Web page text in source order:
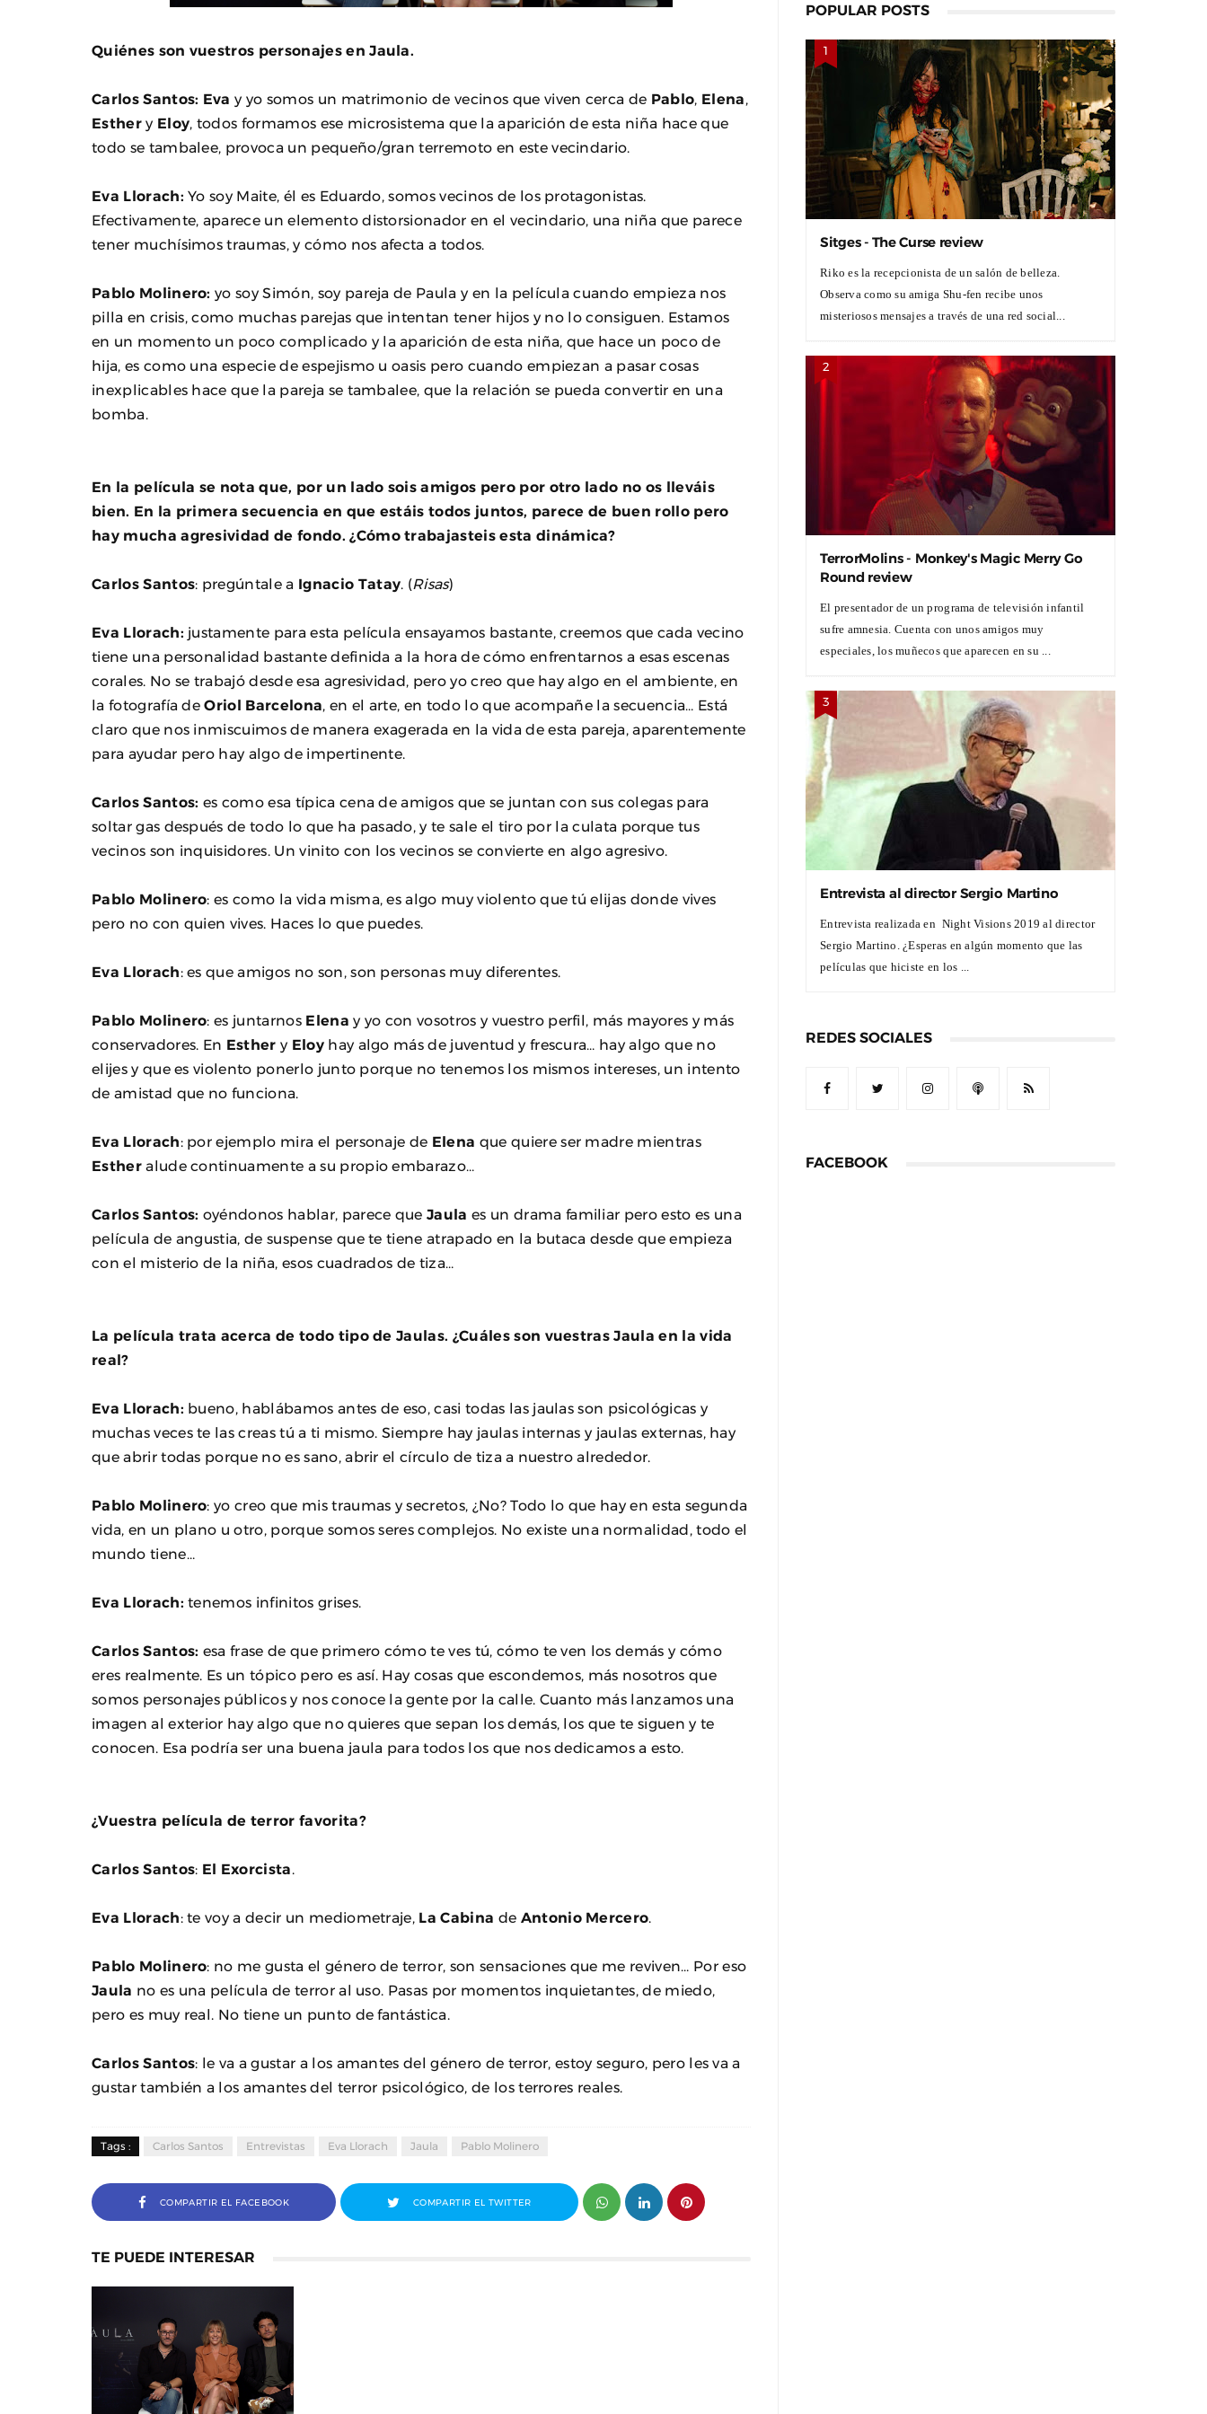
Quiénes son vuestros personajes en Jaula.
Carlos Santos: Evay yo somos un matrimonio de vecinos que viven cerca de Pablo Elena
Esthery Eloy , todos formamos ese microsistema que la aparición de esta niña hace que
todo se tambalee, provoca un pequeño/gran terremoto en este vecindario.
Eva Llorach: Yo soy Maite, él es Eduardo, somos vecinos de los protagonistas.
Efectivamente, aparece un elemento distorsionador en el vecindario, una niña que parece
tener muchísimos traumas, y cómo nos afecta a todos.
Pablo Molinero: yo soy Simón, soy pareja de Paula y en la película cuando empieza nos
pilla en crisis, como muchas parejas que intentan tener hijos y no lo consiguen. Estamos
en un momento un poco complicado y la aparición de esta niña, que hace un poco de
hija, es como una especie de espejismo u oasis pero cuando empiezan a pasar cosas
inexplicables hace que la pareja se tambalee, que la relación se pueda convertir en una
bomba.
En la película se nota que, por un lado sois amigos pero por otro lado no os lleváis
bien. En la primera secuencia en que estáis todos juntos, parece de buen rollo pero
hay mucha agresividad de fondo. ¿Cómo trabajasteis esta dinámica?
Carlos Santos: pregúntale a Ignacio Tatay . (Risas)
Eva Llorach: justamente para esta película ensayamos bastante, creemos que cada vecino
tiene una personalidad bastante definida a la hora de cómo enfrentarnos a esas escenas
corales. No se trabajó desde esa agresividad, pero yo creo que hay algo en el ambiente, en
la fotografía deOriol Barcelona , en el arte, en todo lo que acompañe la secuencia… Está
claro que nos inmiscuimos de manera exagerada en la vida de esta pareja, aparentemente
para ayudar pero hay algo de impertinente.
Carlos Santos: es como esa típica cena de amigos que se juntan con sus colegas para
soltar gas después de todo lo que ha pasado, y te sale el tiro por la culata porque tus
vecinos son inquisidores. Un vinito con los vecinos se convierte en algo agresivo.
Pablo Molinero: es como la vida misma, es algo muy violento que tú elijas donde vives
pero no con quien vives. Haces lo que puedes.
Eva Llorach: es que amigos no son, son personas muy diferentes.
Pablo Molinero: es juntarnos Elena y yo con vosotros y vuestro perfil, más mayores y más
conservadores. En Esther y Eloyhay algo más de juventud y frescura… hay algo que no
elijes y que es violento ponerlo junto porque no tenemos los mismos intereses, un intento
de amistad que no funciona.
Eva Llorach: por ejemplo mira el personaje de Elena que quiere ser madre mientras
Estheralude continuamente a su propio embarazo…
Carlos Santos: oyéndonos hablar, parece queJaula es un drama familiar pero esto es una
película de angustia, de suspense que te tiene atrapado en la butaca desde que empieza
con el misterio de la niña, esos cuadrados de tiza…
La película trata acerca de todo tipo de Jaulas. ¿Cuáles son vuestras Jaula en la vida
real?
Eva Llorach: bueno, hablábamos antes de eso, casi todas las jaulas son psicológicas y
muchas veces te las creas tú a ti mismo. Siempre hay jaulas internas y jaulas externas, hay
que abrir todas porque no es sano, abrir el círculo de tiza a nuestro alrededor.
Pablo Molinero: yo creo que mis traumas y secretos, ¿No? Todo lo que hay en esta segunda
vida, en un plano u otro, porque somos seres complejos. No existe una normalidad, todo el
mundo tiene…
Eva Llorach: tenemos infinitos grises.
Carlos Santos: esa frase de que primero cómo te ves tú, cómo te ven los demás y cómo
eres realmente. Es un tópico pero es así. Hay cosas que escondemos, más nosotros que
somos personajes públicos y nos conoce la gente por la calle. Cuanto más lanzamos una
imagen al exterior hay algo que no quieres que sepan los demás, los que te siguen y te
conocen. Esa podría ser una buena jaula para todos los que nos dedicamos a esto.
¿Vuestra película de terror favorita?
Carlos Santos: El Exorcista
Eva Llorach: te voy a decir un mediometraje, La Cabina de Antonio Mercero
Pablo Molinero: no me gusta el género de terror, son sensaciones que me reviven… Por eso
Jaula no es una película de terror al uso. Pasas por momentos inquietantes, de miedo,
pero es muy real. No tiene un punto de fantástica.
Carlos Santos: le va a gustar a los amantes del género de terror, estoy seguro, pero les va a
gustar también a los amantes del terror psicológico, de los terrores reales.
Tags : Carlos Santos Entrevistas Eva Llorach Jaula Pablo Molinero
COMPARTIR EL FACEBOOK COMPARTIR EL TWITTER
TE PUEDE INTERESAR
POPULAR POSTS
Sitges - The Curse review
Riko es la recepcionista de un salón de belleza.
Observa como su amiga Shu-fen recibe unos
misteriosos mensajes a través de una red social...
TerrorMolins - Monkey's Magic Merry Go
Round review
El presentador de un programa de televisión infantil
sufre amnesia. Cuenta con unos amigos muy
especiales, los muñecos que aparecen en su ...
Entrevista al director Sergio Martino
Entrevista realizada en Night Visions 2019 al director
Sergio Martino. ¿Esperas en algún momento que las
películas que hiciste en los ...
REDES SOCIALES
FACEBOOK